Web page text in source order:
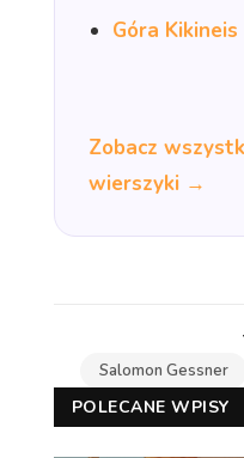
Góra Kikineis
Zobacz
wierszyki →
Salomon Gessner
POLECANE WPISY